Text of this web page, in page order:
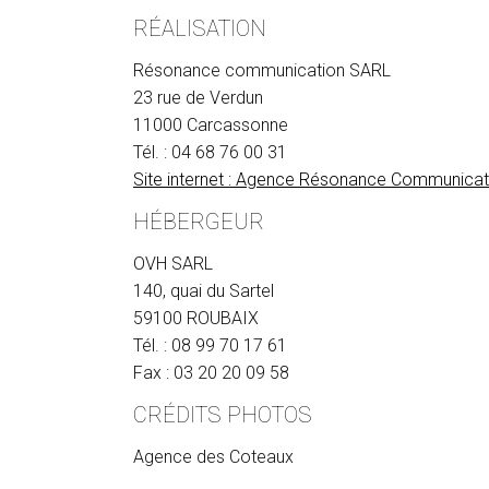
RÉALISATION
Résonance communication SARL
23 rue de Verdun
11000 Carcassonne
Tél. : 04 68 76 00 31
Site internet : Agence Résonance
HÉBERGEUR
OVH SARL
140, quai du Sartel
59100 ROUBAIX
Tél. : 08 99 70 17 61
Fax : 03 20 20 09 58
CRÉDITS PHOTOS
Agence des Coteaux